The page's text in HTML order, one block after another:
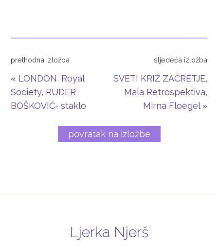
prethodna izložba sljedeća izložba
« LONDON, Royal
Society, RUĐER
BOŠKOVIĆ- staklo
SVETI KRIŽ ZAČRETJE,
Mala Retrospektiva,
Mirna Floegel»
povratak na izložbe
Ljerka Njerš